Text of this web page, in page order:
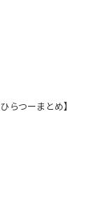
らつーまとめ】